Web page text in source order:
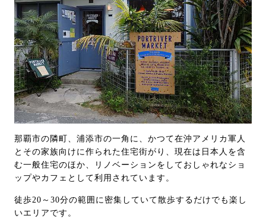
那覇市の隣町、浦添市の一角に、かつて在沖アメリカ軍人
とその家族向けに作られた住宅街がり、現在は日本人を含
む一般住宅のほか、リノベーションをしておしゃれなショ
ップやカフェとして利用されています。
徒歩20～30分の範囲に密集していて散歩するだけでも楽し
いエリアです。